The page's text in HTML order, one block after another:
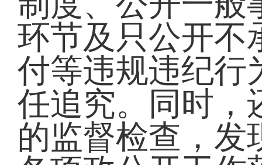
环节及只公开不
付等违规违纪行
任追究。同时，
的监督检查，发